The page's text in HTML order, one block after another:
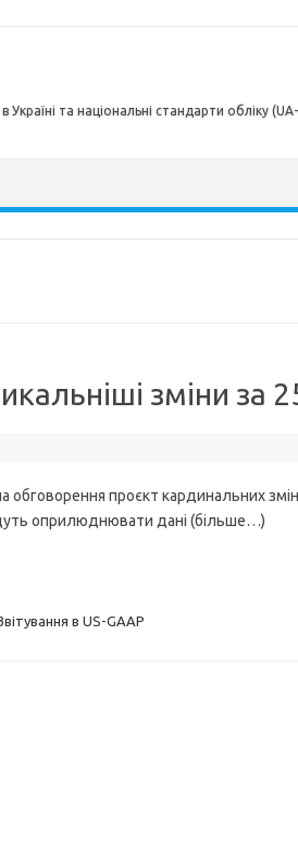
та національні стандарти обліку
зміни за
обговорення проєкт кардинальних
оприлюднювати дані (більше…)
в US-GAAP